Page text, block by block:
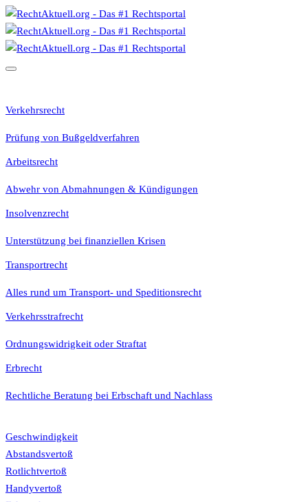
Verkehrsrecht
Prüfung von Bußgeldverfahren
Arbeitsrecht
Abwehr von Abmahnungen & Kündigungen
Insolvenzrecht
Unterstützung bei finanziellen Krisen
Transportrecht
Alles rund um Transport- und Speditionsrecht
Verkehrsstrafrecht
Ordnungswidrigkeit oder Straftat
Erbrecht
Rechtliche Beratung bei Erbschaft und Nachlass
Geschwindigkeit
Abstandsvertoß
Rotlichtvertoß
Handyvertoß